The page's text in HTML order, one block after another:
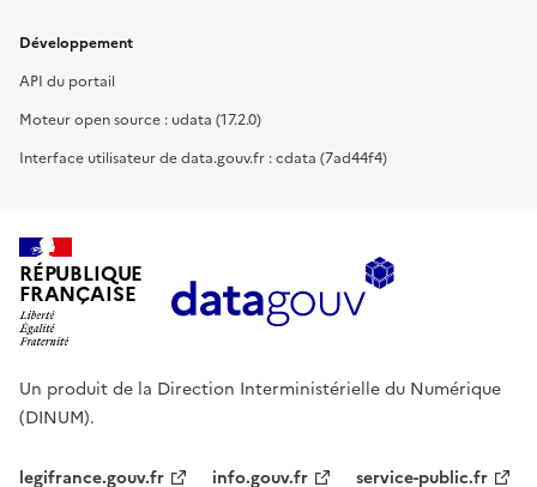
Développement
API du portail
Moteur open source : udata (17.2.0)
Interface utilisateur de data.gouv.fr : cdata (7ad44f4)
RÉPUBLIQUE
FRANÇAISE
Un produit de la Direction Interministérielle du Numérique
(DINUM).
legifrance.gouv.fr info.gouv.fr service-public.fr